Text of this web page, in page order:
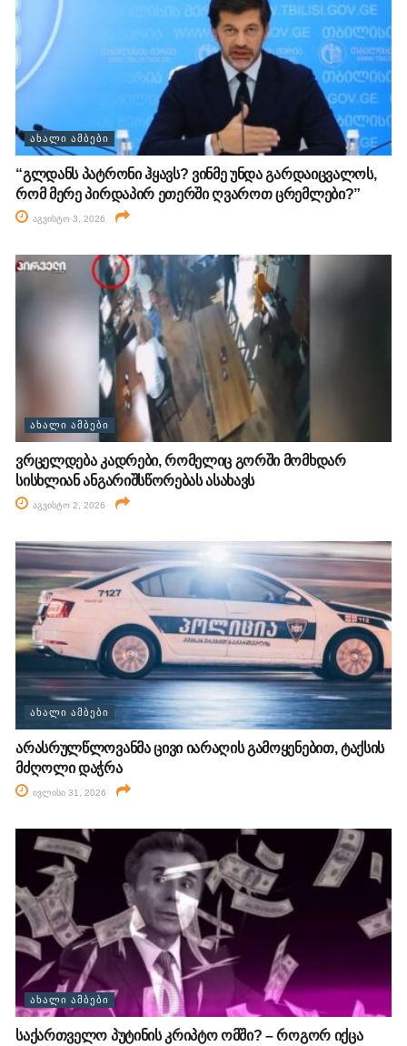
ᲐᲮᲐᲚᲘ ᲐᲛᲑᲔᲑᲘ
“გლდანს პატრონი ჰყავს? ვინმე უნდა გარდაიცვალოს,
რომ მერე პირდაპირ ეთერში ღვაროთ ცრემლები?”
აგვისტო 3, 2026
ᲐᲮᲐᲚᲘ ᲐᲛᲑᲔᲑᲘ
ვრცელდება კადრები, რომელიც გორში მომხდარ
სისხლიან ანგარიშსწორებას ასახავს
აგვისტო 2, 2026
ᲐᲮᲐᲚᲘ ᲐᲛᲑᲔᲑᲘ
არასრულწლოვანმა ცივი იარაღის გამოყენებით, ტაქსის
მძღოლი დაჭრა
ივლისი 31, 2026
ᲐᲮᲐᲚᲘ ᲐᲛᲑᲔᲑᲘ
საქართველო პუტინის კრიპტო ომში? – როგორ იქცა